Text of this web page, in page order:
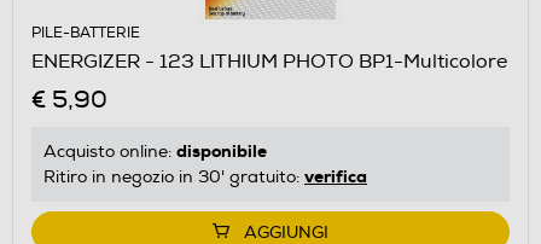
PILE-BATTERIE
ENERGIZER - 123 LITHIUM PHOTO BP1-Multicolore
€ 5,90
Acquisto online: disponibile
Ritiro in negozio in 30' gratuito: verifica
AGGIUNGI